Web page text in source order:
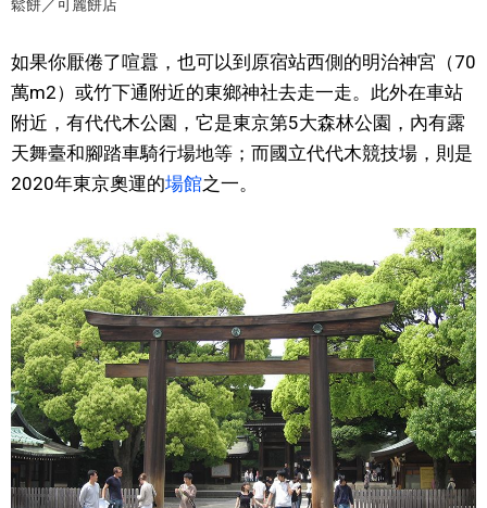
鬆餅／可麗餅店
如果你厭倦了喧囂，也可以到原宿站西側的明治神宮（70
萬m2）或竹下通附近的東鄉神社去走一走。此外在車站
附近，有代代木公園，它是東京第5大森林公園，內有露
天舞臺和腳踏車騎行場地等；而國立代代木競技場，則是
2020年東京奧運的場館之一。